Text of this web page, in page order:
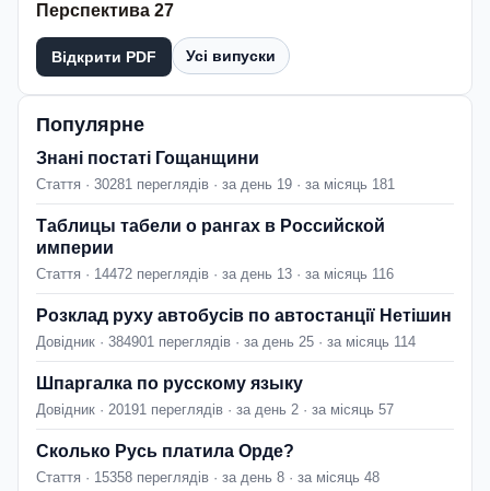
Перспектива 27
Відкрити PDF Усі випуски
Популярне
Знані постаті Гощанщини
Стаття · 30281 переглядів · за день 19 · за місяць 181
Таблицы табели о рангах в Российской
империи
Стаття · 14472 переглядів · за день 13 · за місяць 116
Розклад руху автобусів по автостанції Нетішин
Довідник · 384901 переглядів · за день 25 · за місяць 114
Шпаргалка по русскому языку
Довідник · 20191 переглядів · за день 2 · за місяць 57
Сколько Русь платила Орде?
Стаття · 15358 переглядів · за день 8 · за місяць 48